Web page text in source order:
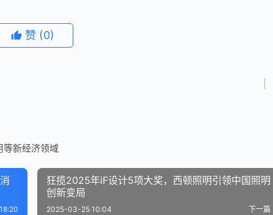
赞 (0)
等新经济领域
狂揽2025年iF设计5项大奖，西顿照明引领中国照明
创新变局
下一篇
2025-03-25 10:04